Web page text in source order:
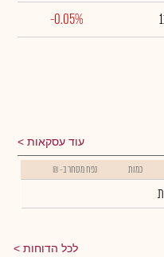
-0.05%
עוד עסקאות
כמות נפח מסחר ב- ₪
לכל הדוחות